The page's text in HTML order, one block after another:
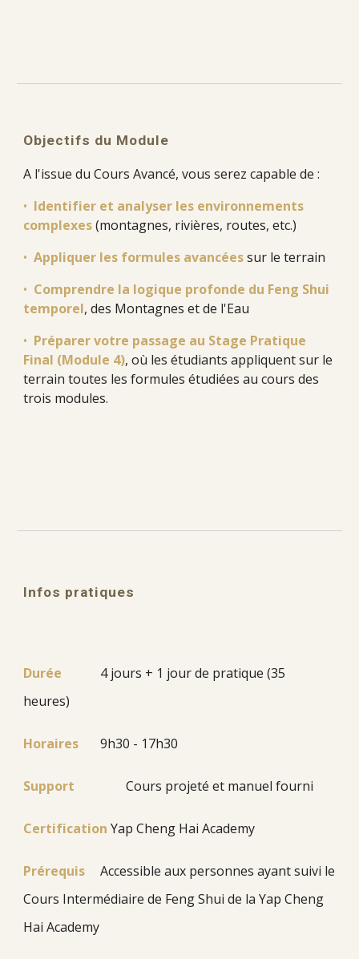
Objectifs du Module
A l'issue du Cours Avancé, vous serez capable de :
• Identifier et analyser les environnements
complexes (montagnes, rivières, routes, etc.)
• Appliquer les formules avancées sur le terrain
• Comprendre la logique profonde du Feng Shui
temporel, des Montagnes et de l'Eau
• Préparer votre passage au Stage Pratique
Final (Module 4),où les étudiants appliquent sur le
terrain toutes les formules étudiées au cours des
trois modules.
Infos pratiques
Durée 4jours + 1 jour de pratique (35
heures)
Horaires 9h30 - 17h30
Support Cours projeté et manuel fourni
Certification Yap Cheng Hai Academy
Prérequis
Accessible aux personnes ayant suivi le
Cours Intermédiaire de Feng Shui de la Yap Cheng
Hai Academy